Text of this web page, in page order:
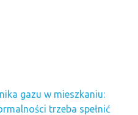
gazu w mieszkaniu:
trzeba spełnić